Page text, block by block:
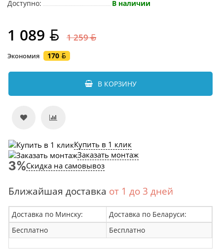
Доступно:
В наличии
1 089 1 259
Экономия 170
В КОРЗИНУ
Купить в 1 клик
Заказать монтаж
Скидка на самовывоз
Ближайшая доставка от 1 до 3 дней
Доставка по Минску:
Доставка по Беларуси:
Бесплатно
Бесплатно